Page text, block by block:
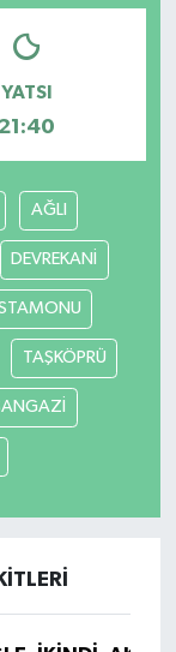
YATSI
21:40
AĞLI
DEVREKANİ
TAŞKÖPRÜ